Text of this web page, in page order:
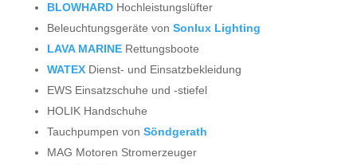
BLOWHARD Hochleistungslüfter
Beleuchtungsgeräte von Sonlux Lighting
LAVA MARINE Rettungsboote
WATEX Dienst- und Einsatzbekleidung
EWS Einsatzschuhe und -stiefel
HOLIK Handschuhe
Tauchpumpen von Söndgerath
MAG Motoren Stromerzeuger